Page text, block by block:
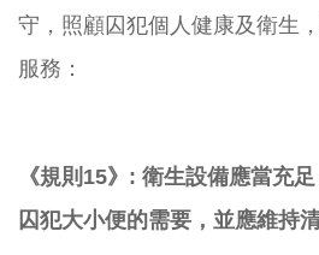
守，照顧囚犯個人健康及衛生
服務：
《規則15》: 衛生設備應當充
囚犯大小便的需要，並應維持